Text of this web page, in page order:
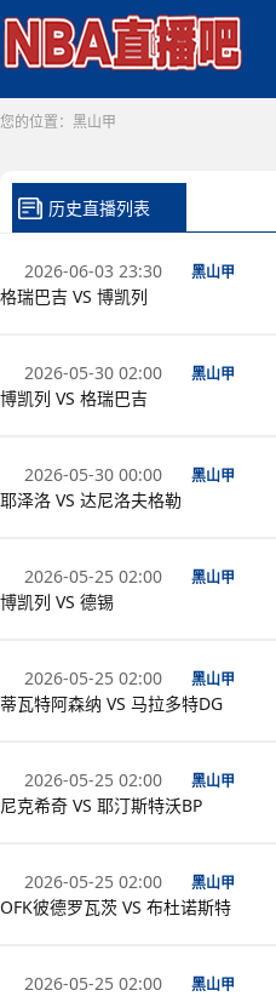
您的位置： 黑山甲
历史直播列表
2026-06-03 23:30 黑山甲
格瑞巴吉 VS 博凯列
2026-05-30 02:00 黑山甲
博凯列 VS 格瑞巴吉
2026-05-30 00:00 黑山甲
耶泽洛 VS 达尼洛夫格勒
2026-05-25 02:00 黑山甲
博凯列 VS 德锡
2026-05-25 02:00 黑山甲
蒂瓦特阿森纳 VS 马拉多特DG
2026-05-25 02:00 黑山甲
尼克希奇 VS 耶汀斯特沃BP
2026-05-25 02:00 黑山甲
OFK彼德罗瓦茨 VS 布杜诺斯特
2026-05-25 02:00 黑山甲